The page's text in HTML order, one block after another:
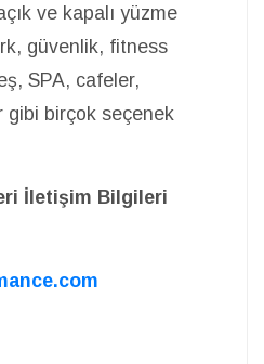
ve kapalı yüzme
güvenlik, fitness
SPA, cafeler,
gibi birçok seçenek
İletişim Bilgileri